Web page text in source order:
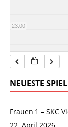
23:00
NEUESTE
Frauen 1 – SKC
22. April 2026